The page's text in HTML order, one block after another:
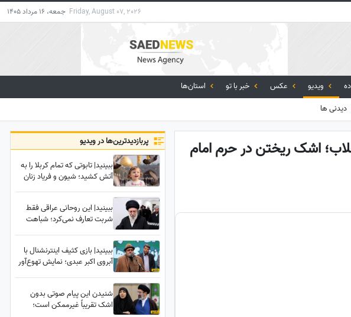
Friday, August 07, 2026 جمعه، 16 مرداد 1405
ویدیو عکس خبر با تو
استان‌ها
دیدنی ها
اشک ریختن در حرم امام
پربازدید‌ترین‌ها در ویدیو
ببینید| تابوتی که تمام کربلا را به
آتش کشید؛ شیون و فریاد زنان
ببینید| این روحانی عراقی فقط
شربت تعارف نمی‌کرد؛ شباهت
متوقف کرد
ببینید| بازی کثیف اینترنشنال با
آبروی اکبر عبدی؛ نمایش تهوع‌آور
جاودانه است
شنیدن این پیام صوتی بدون
اشک تقریباً غیرممکن است؛